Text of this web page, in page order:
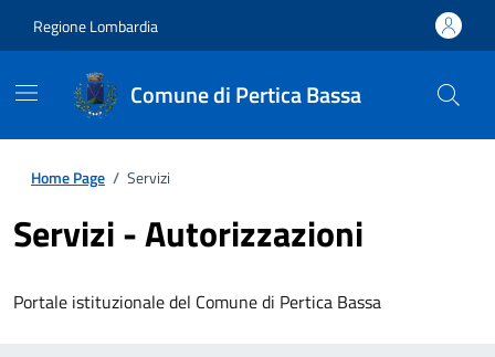
Regione Lombardia
Comune di Pertica Bassa
Home Page / Servizi
Servizi - Autorizzazioni
Portale istituzionale del Comune di Pertica Bassa